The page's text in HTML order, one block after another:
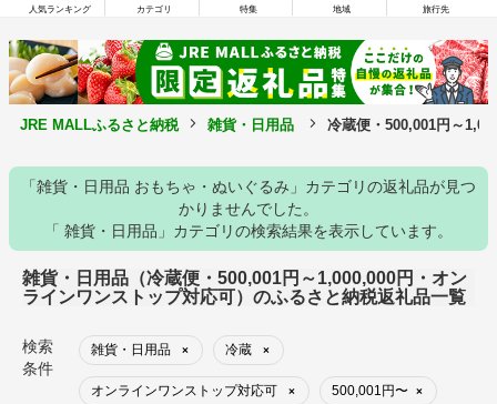
人気ランキング カテゴリ 特集 地域 旅行先
JRE MALLふるさと納税 雑貨・日用品 冷蔵便・500,001円～
「雑貨・日用品 おもちゃ・ぬいぐるみ」カテゴリの返礼品が見つ
かりませんでした。
「 雑貨・日用品」カテゴリの検索結果を表示しています。
雑貨・日用品（冷蔵便・500,001円～1,000,000円・オン
ラインワンストップ対応可）のふるさと納税返礼品一覧
検索
条件
雑貨・日用品 × 冷蔵 ×
オンラインワンストップ対応可 × 500,001円〜 ×